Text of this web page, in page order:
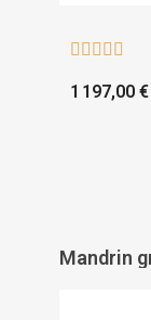
    
1 197,00 €